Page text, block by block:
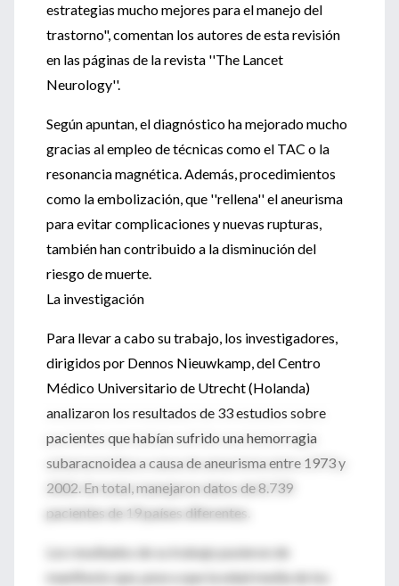
estrategias mucho mejores para el manejo del
trastorno", comentan los autores de esta revisión
en las páginas de la revista ''The Lancet
Neurology''.
Según apuntan, el diagnóstico ha mejorado mucho
gracias al empleo de técnicas como el TAC o la
resonancia magnética. Además, procedimientos
como la embolización, que ''rellena'' el aneurisma
para evitar complicaciones y nuevas rupturas,
también han contribuido a la disminución del
riesgo de muerte.
La investigación
Para llevar a cabo su trabajo, los investigadores,
dirigidos por Dennos Nieuwkamp, del Centro
Médico Universitario de Utrecht (Holanda)
analizaron los resultados de 33 estudios sobre
pacientes que habían sufrido una hemorragia
subaracnoidea a causa de aneurisma entre 1973 y
2002. En total, manejaron datos de 8.739
pacientes de 19 países diferentes.
Los resultados de su trabajo pusieron de
manifiesto que, pese a que la edad media de los